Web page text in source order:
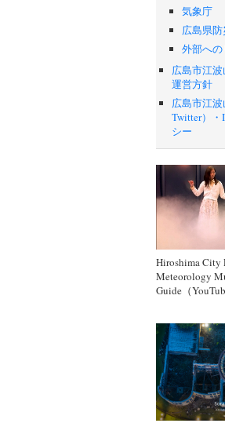
気象庁
広島県
外部へ
広島市江
運営方針
広島市江
Twitter）・
シー
Hiroshima City
Meteorology
Guide（